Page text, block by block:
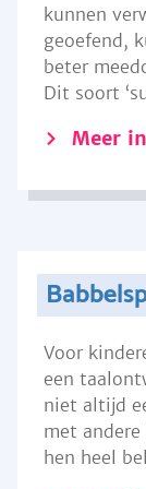
kunnen
geoefend,
beter
Dit soort
Meer
Voor
een
niet altijd
met
hen heel